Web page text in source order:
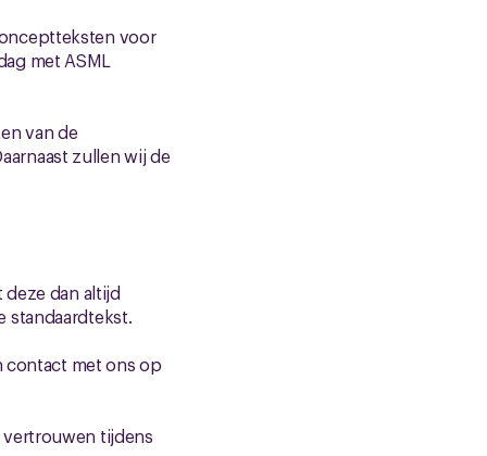
voor
met ASML
van de
zullen wij de
dan altijd
standaardtekst.
contact met ons op
tijdens